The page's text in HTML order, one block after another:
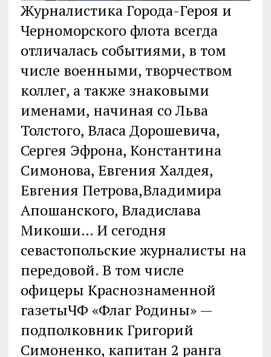
Журналистика Города-Героя и
Черноморского флота всегда
отличалась событиями, в том
числе военными, творчеством
коллег, а также знаковыми
именами, начиная со Льва
Толстого, Власа Дорошевича,
Сергея Эфрона, Константина
Симонова, Евгения Халдея,
Евгения Петрова,Владимира
Апошанского, Владислава
Микоши… И сегодня
севастопольские журналисты на
передовой. В том числе
офицеры Краснознаменной
газетыЧФ «Флаг Родины» —
подполковник Григорий
Симоненко, капитан 2 ранга